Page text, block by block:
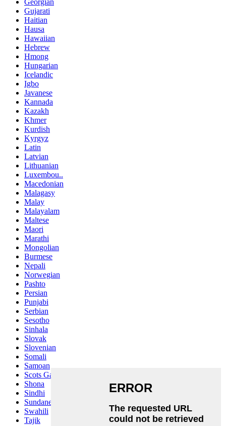
Gujarati
Haitian
Hausa
Hawaiian
Hebrew
Hmong
Hungarian
Icelandic
Igbo
Javanese
Kannada
Kazakh
Khmer
Kurdish
Kyrgyz
Latin
Latvian
Lithuanian
Luxembou..
Macedonian
Malagasy
Malay
Malayalam
Maltese
Maori
Marathi
Mongolian
Burmese
Nepali
Norwegian
Pashto
Persian
Punjabi
Serbian
Sesotho
Sinhala
Slovak
Slovenian
Somali
Samoan
Scots Gaelic
Shona
Sindhi
Sundanese
Swahili
Tajik